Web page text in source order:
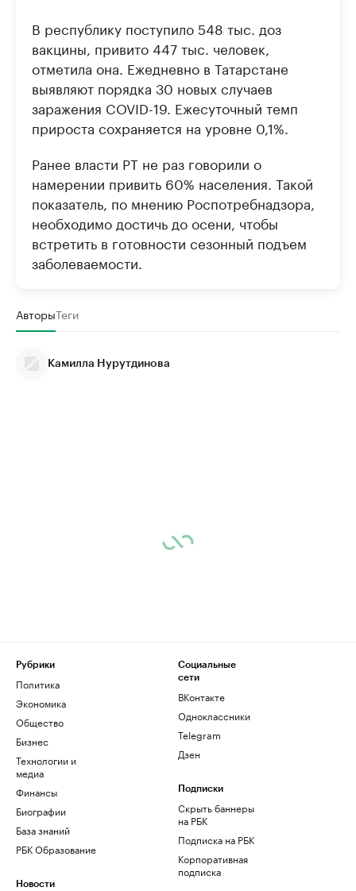
В республику поступило 548 тыс. доз
вакцины, привито 447 тыс. человек,
отметила она. Ежедневно в Татарстане
выявляют порядка 30 новых случаев
заражения COVID-19. Ежесуточный темп
прироста сохраняется на уровне 0,1%.
Ранее власти РТ не раз говорили о
намерении привить 60% населения. Такой
показатель, по мнению Роспотребнадзора,
необходимо достичь до осени, чтобы
встретить в готовности сезонный подъем
заболеваемости.
АвторыТеги
Камилла Нурутдинова
Рубрики
Политика
Экономика
Общество
Бизнес
Технологии и
медиа
Финансы
Биографии
База знаний
РБК Образование
Новости
Социальные
сети
ВКонтакте
Одноклассники
Telegram
Дзен
Подписки
Скрыть баннеры
на РБК
Подписка на РБК
Корпоративная
подписка